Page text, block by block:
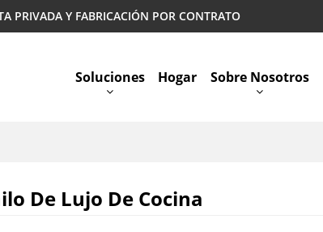
PRIVADA Y FABRICACIÓN POR CONTRATO
Soluciones Hogar Sobre Nosotros
De Lujo De Cocina